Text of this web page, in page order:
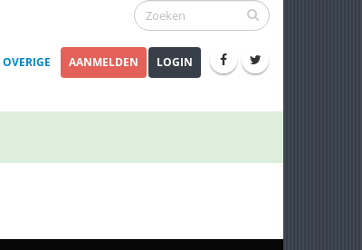
OVERIGE AANMELDEN LOGIN